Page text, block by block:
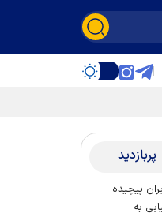
پربازدید
پیچیده
به